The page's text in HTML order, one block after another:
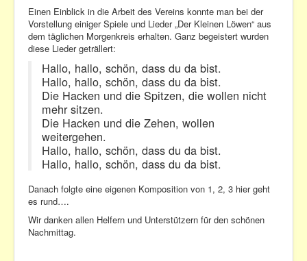
Einen Einblick in die Arbeit des Vereins konnte man bei der
Vorstellung einiger Spiele und Lieder „Der Kleinen Löwen“ aus
dem täglichen Morgenkreis erhalten. Ganz begeistert wurden
diese Lieder geträllert:
Hallo, hallo, schön, dass du da bist.
Hallo, hallo, schön, dass du da bist.
Die Hacken und die Spitzen, die wollen nicht
mehr sitzen.
Die Hacken und die Zehen, wollen
weitergehen.
Hallo, hallo, schön, dass du da bist.
Hallo, hallo, schön, dass du da bist.
Danach folgte eine eigenen Komposition von 1, 2, 3 hier geht
es rund….
Wir danken allen Helfern und Unterstützern für den schönen
Nachmittag.